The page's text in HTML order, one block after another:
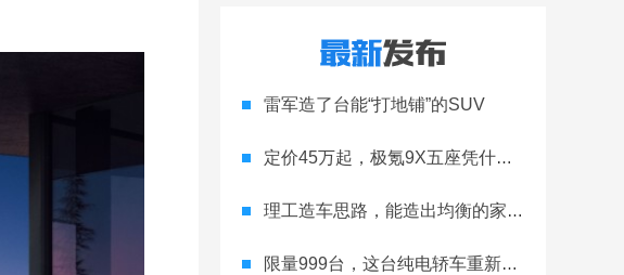
雷军造了台能“打地铺”的SUV
定价45万起，极氪9X五座凭什么领跑高端
理工造车思路，能造出均衡的家用轿跑吗
限量999台，这台纯电轿车重新定义运动家用